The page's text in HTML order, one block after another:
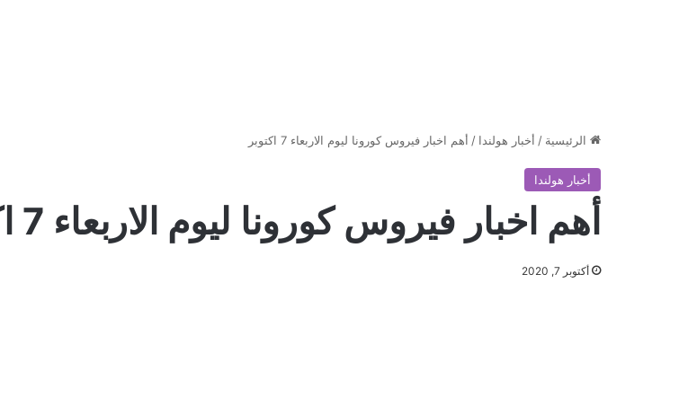
الرئيسية / أخبار هولندا / أهم اخبار فيروس كورونا ليوم الاربعاء 7 اكتوبر
أخبار هولندا
أهم اخبار فيروس كورونا ليوم الاربعاء 7 اكتوبر
أكتوبر 7, 2020